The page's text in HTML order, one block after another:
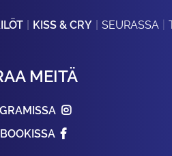
KISS & CRY SEURASSA
MEITÄ